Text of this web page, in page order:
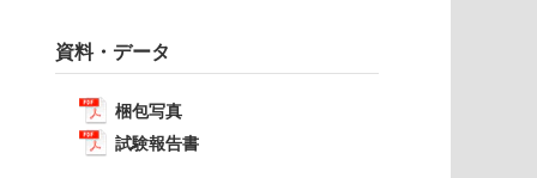
資料・データ
梱包写真
試験報告書